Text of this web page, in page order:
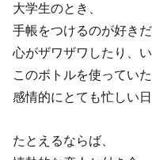
大学生のとき、
手帳をつけるのが好き
心がザワザワしたり、
このボトルを使っていた
感情的にとても忙しい日
たとえるならば、